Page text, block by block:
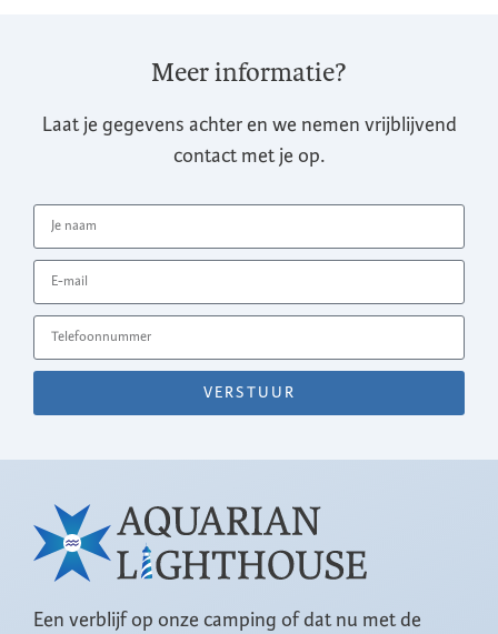
Meer informatie?
Laat je gegevens achter en we nemen vrijblijvend
contact met je op.
VERSTUUR
Een verblijf op onze camping of dat nu met de